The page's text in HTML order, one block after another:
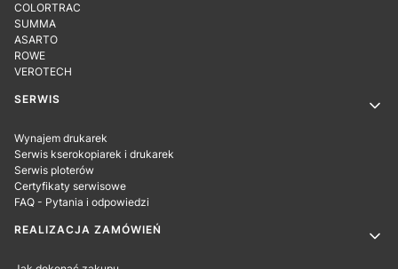
COLORTRAC
SUMMA
ASARTO
ROWE
VEROTECH
SERWIS
Wynajem drukarek
Serwis kserokopiarek i drukarek
Serwis ploterów
Certyfikaty serwisowe
FAQ - Pytania i odpowiedzi
REALIZACJA ZAMÓWIEŃ